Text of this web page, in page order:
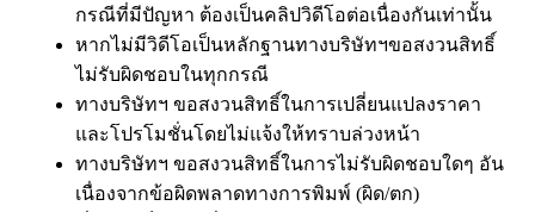
กรณีที่มีปัญหา ต้องเป็นคลิปวิดีโอต่อเนื่องกันเท่านั้น
หากไม่มีวิดีโอเป็นหลักฐานทางบริษัทฯขอสงวนสิทธิ์
ไม่รับผิดชอบในทุกกรณี
ทางบริษัทฯ ขอสงวนสิทธิ์ในการเปลี่ยนแปลงราคา
และโปรโมชั่นโดยไม่แจ้งให้ทราบล่วงหน้า
ทางบริษัทฯ ขอสงวนสิทธิ์ในการไม่รับผิดชอบใดๆ อัน
เนื่องจากข้อผิดพลาดทางการพิมพ์ (ผิด/ตก)